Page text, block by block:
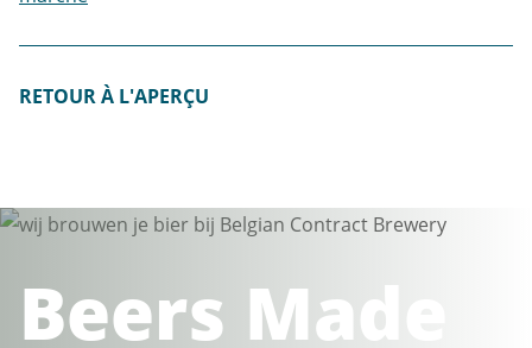
RETOUR À L'APERÇU
Beers Made